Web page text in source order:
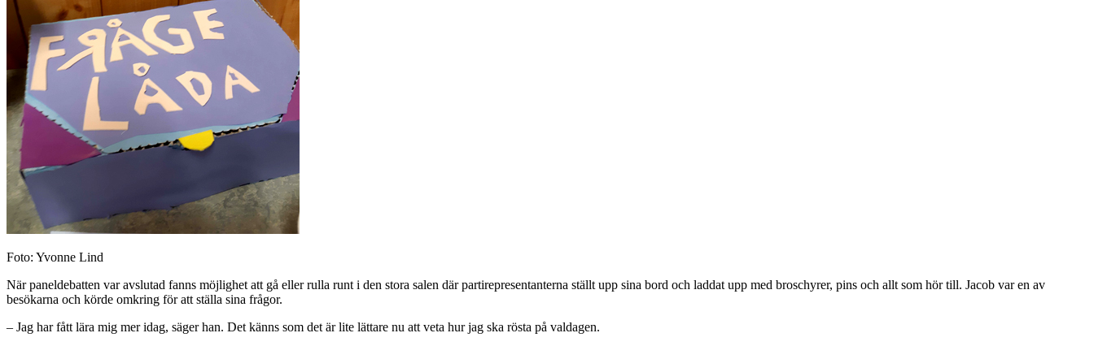
Foto: Yvonne Lind
När paneldebatten var avslutad fanns möjlighet att gå eller rulla runt i den stora salen där partirepresentanterna ställt upp sina bord och laddat upp med broschyrer, pins och allt som hör till. Jacob var en av
besökarna och körde omkring för att ställa sina frågor.
– Jag har fått lära mig mer idag, säger han. Det känns som det är lite lättare nu att veta hur jag ska rösta på valdagen.